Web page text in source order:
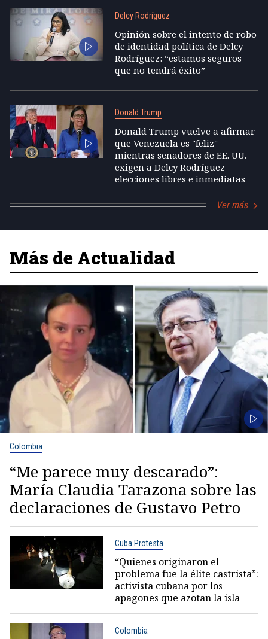
Delcy Rodríguez
Opinión sobre el intento de robo
de identidad política de Delcy
Rodríguez: “estamos seguros
que no tendrá éxito”
Donald Trump
Donald Trump vuelve a afirmar
que Venezuela es "feliz"
mientras senadores de EE. UU.
exigen a Delcy Rodríguez
elecciones libres e inmediatas
Ver más
Más de Actualidad
Colombia
“Me parece muy descarado”:
María Claudia Tarazona sobre las
declaraciones de Gustavo Petro
Cuba Protesta
“Quienes originaron el
problema fue la élite castrista”:
activista cubana por los
apagones que azotan la isla
Colombia